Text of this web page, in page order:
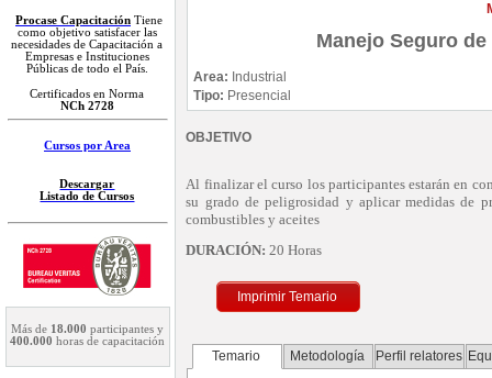
Procase Capacitación Tiene
como objetivo satisfacer las
necesidades de Capacitación a
Empresas e Instituciones
Públicas de todo el País.
Certificados en Norma
NCh 2728
Cursos por Area
Descargar
Listado de Cursos
Más de 18.000 participantes y
400.000 horas de capacitación
Manejo Seguro
Area: Industrial
Tipo: Presencial
OBJETIVO
Al finalizar el curso los participantes estarán en
su grado de peligrosidad y aplicar medidas de
combustibles y aceites
DURACIÓN: 20 Horas
Imprimir Temario
Temario Metodología Perfil relatores